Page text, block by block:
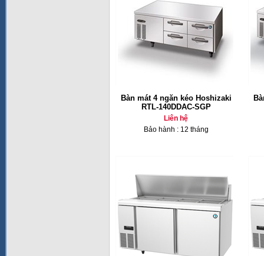
Bàn mát 4 ngăn kéo Hoshizaki
RTL-140DDAC-SGP
Liên hệ
Bảo hành : 12 tháng